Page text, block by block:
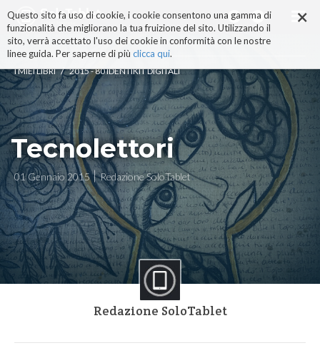
×
Questo sito fa uso di cookie, i cookie consentono una gamma di
funzionalità che migliorano la tua fruizione del sito. Utilizzando il
sito, verrà accettato l'uso dei cookie in conformità con le nostre
linee guida. Per saperne di più clicca qui.
ai
contenuti.
|
alla
navigazione
I MIEI LIBRI / 2015 - 80 IDENTIKIT DIGITALI
Tecnolettori
01 Gennaio 2015 Redazione SoloTablet
Redazione SoloTablet